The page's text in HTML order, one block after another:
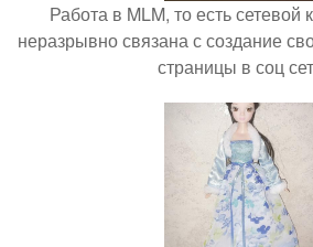
Работа в MLM, то есть сетевой
неразрывно связана с создание
страницы в соц